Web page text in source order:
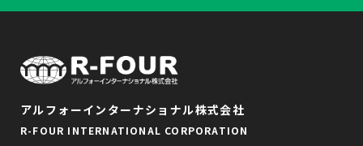
アルフォーインターナショナル株式会社
R-FOUR INTERNATIONAL CORPORATION